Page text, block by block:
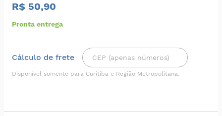
R$ 50,90
Pronta entrega
Cálculo de frete
Disponível somente para Curitiba e Região Metropolitana.